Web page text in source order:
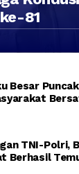
81
Besar
TNI-Polri,
Berhasil